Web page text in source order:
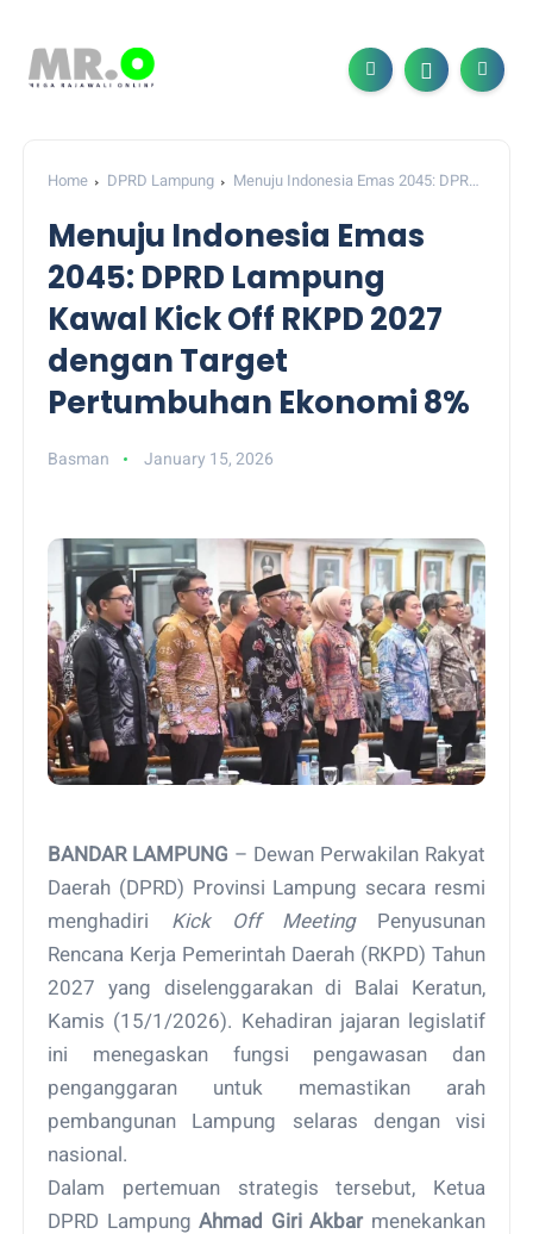
Home DPRD Lampung
Menuju Indonesia Emas 2045: DPRD
Pertumbuhan Ekonomi 8%
Menuju Indonesia Emas
2045: DPRD Lampung
Kawal Kick Off RKPD 2027
dengan Target
Pertumbuhan Ekonomi 8%
Basman January 15, 2026
BANDAR LAMPUNG – Dewan Perwakilan Rakyat
Daerah (DPRD) Provinsi Lampung secara resmi
menghadiri Kick Off MeetingPenyusunan
Rencana Kerja Pemerintah Daerah (RKPD) Tahun
2027 yang diselenggarakan di Balai Keratun,
Kamis (15/1/2026). Kehadiran jajaran legislatif
ini menegaskan fungsi pengawasan dan
penganggaran untuk memastikan arah
pembangunan Lampung selaras dengan visi
nasional.
Dalam pertemuan strategis tersebut, Ketua
DPRD LampungAhmad Giri Akbarmenekankan